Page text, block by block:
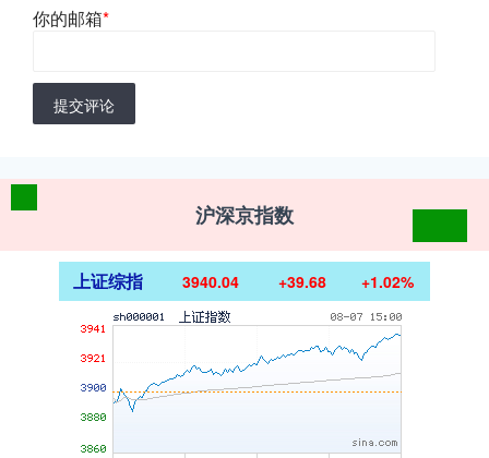
你的邮箱*
提交评论
沪深京指数
上证综指 3940.04 +39.68 +1.02%